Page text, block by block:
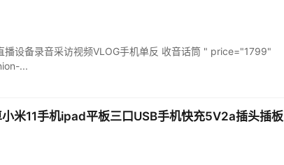
设备录音采访视频VLOG手机单反 收音话筒 " price="1799"
...
米11手机ipad平板三口USB手机快充5V2a插头插板